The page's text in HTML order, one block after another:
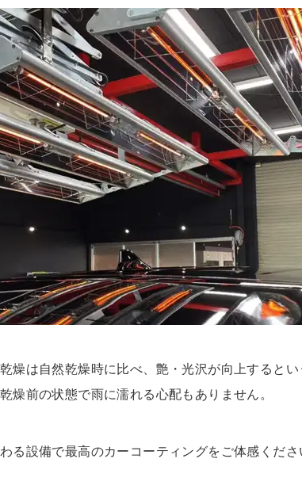
燥は自然乾燥時に比べ、艶・光沢が向上するとい
燥前の状態で雨に濡れる心配もありません。
る設備で最高のカーコーティングをご体感くださ